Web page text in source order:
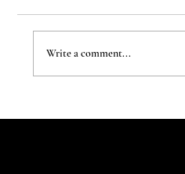
The Evergreen
Write a comment...